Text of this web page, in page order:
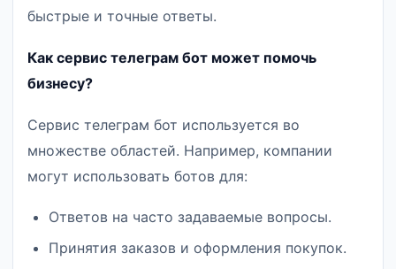
быстрые и точные ответы.
Как сервис телеграм бот может помочь
бизнесу?
Сервис телеграм бот используется во
множестве областей. Например, компании
могут использовать ботов для:
Ответов на часто задаваемые вопросы.
Принятия заказов и оформления покупок.